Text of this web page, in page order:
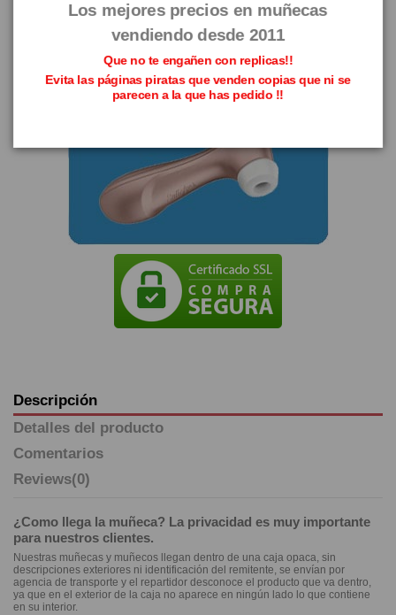
Descripción
Detalles del producto
Comentarios
Reviews(0)
¿Como llega la muñeca? La privacidad es muy importante
para nuestros clientes.
Nuestras muñecas y muñecos llegan dentro de una caja opaca, sin
descripciones exteriores ni identificación del remitente, se envían por
agencia de transporte y el repartidor desconoce el producto que va dentro,
ya que en el exterior de la caja no aparece en ningún lado lo que contiene
en su interior.
Los mejores precios en muñecas
vendiendo desde 2011
Que no te engañen con replicas!!
Evita las páginas piratas que venden copias que ni se
parecen a la que has pedido !!